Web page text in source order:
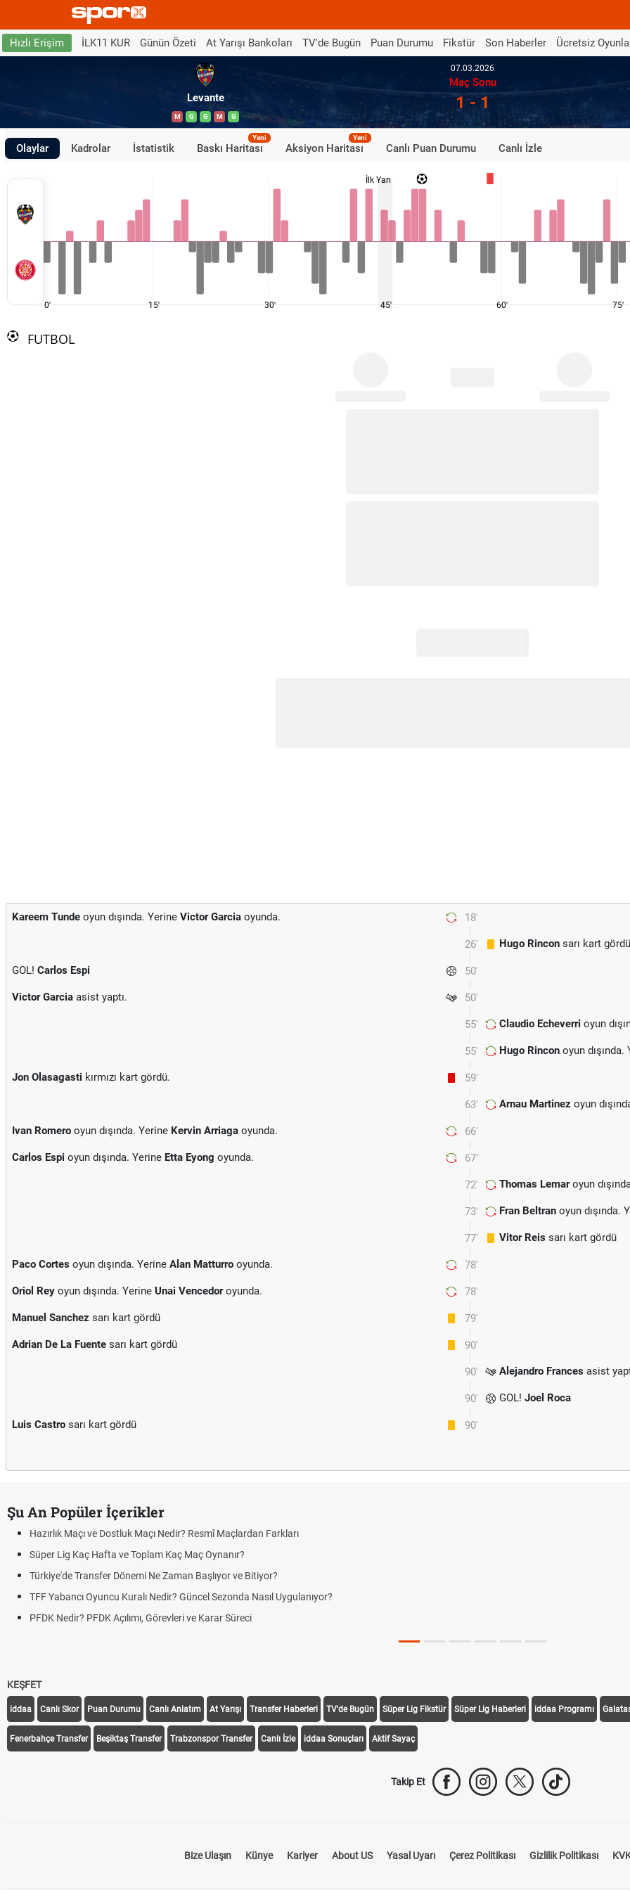
Hızlı Erişim İLK11 KUR Günün Özeti At Yarışı Bankoları TV'de Bugün Puan Durumu Fikstür Son Haberler Ücretsiz
Levante
M G G M G
07.03.2026
Maç Sonu
1 - 1
Olaylar Kadrolar İstatistik Baskı Haritası
Yeni
Aksiyon Haritası
Yeni
Canlı Puan Durumu Canlı İzle
0' 15' 30'
İlk Yarı
45' 60' 75'
FUTBOL
18'
Kareem Tunde oyun dışında. Yerine Victor Garcia oyunda.
26' Hugo Rincon sarı kart gördü
50'
GOL! Carlos Espi
50'
Victor Garcia asist yaptı.
55' Claudio Echeverri oyun
55' Hugo Rincon oyun
59'
Jon Olasagasti kırmızı kart gördü.
63' Arnau Martinez oyun
66'
Ivan Romero oyun dışında. Yerine Kervin Arriaga oyunda.
67'
Carlos Espi oyun dışında. Yerine Etta Eyong oyunda.
72' Thomas Lemaroyun
73' Fran Beltran oyun dışında.
77' Vitor Reis sarı kart gördü
78'
Paco Cortes oyun dışında. Yerine Alan Matturro oyunda.
78'
Oriol Rey oyun dışında. Yerine Unai Vencedoroyunda.
79'
Manuel Sanchez sarı kart gördü
90'
Adrian De La Fuente sarı kart gördü
90' Alejandro Frances asist
90' GOL! Joel Roca
90'
Luis Castro sarı kart gördü
Şu An Popüler İçerikler
Hazırlık Maçı ve Dostluk Maçı Nedir? Resmî Maçlardan Farkları
Süper Lig Kaç Hafta ve Toplam Kaç Maç Oynanır?
Türkiye'de Transfer Dönemi Ne Zaman Başlıyor ve Bitiyor?
TFF Yabancı Oyuncu Kuralı Nedir? Güncel Sezonda Nasıl Uygulanıyor?
PFDK Nedir? PFDK Açılımı, Görevleri ve Karar Süreci
KEŞFET
iddaa Canlı Skor Puan Durumu Canlı Anlatım At Yarışı Transfer Haberleri TV'de Bugün Süper Lig Fikstür Süper Lig Haberleri iddaa Programı
Fenerbahçe Transfer Beşiktaş Transfer Trabzonspor Transfer Canlı İzle iddaa Sonuçları Aktif Sayaç
Takip Et
Bize Ulaşın Künye Kariyer About US Yasal Uyarı Çerez Politikası Gizlilik Politikası